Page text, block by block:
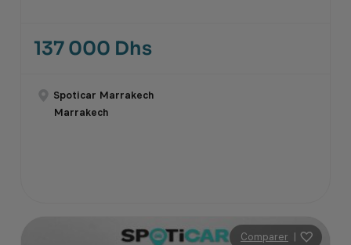
137 000 Dhs
Spoticar Marrakech
Marrakech
Comparer |